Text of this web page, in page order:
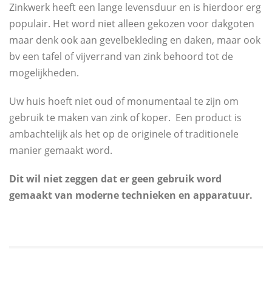
Zinkwerk heeft een lange levensduur en is hierdoor erg
populair. Het word niet alleen gekozen voor dakgoten
maar denk ook aan gevelbekleding en daken, maar ook
bv een tafel of vijverrand van zink behoord tot de
mogelijkheden.
Uw huis hoeft niet oud of monumentaal te zijn om
gebruik te maken van zink of koper. Een product is
ambachtelijk als het op de originele of traditionele
manier gemaakt word.
Dit wil niet zeggen dat er geen gebruik word
gemaakt van moderne technieken en apparatuur.